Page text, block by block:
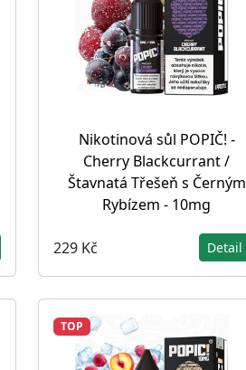
Nikotinová sůl POPIČ! -
Cherry Blackcurrant /
Štavnatá Třešeň s Černým
Rybízem - 10mg
229 Kč Detail
TOP